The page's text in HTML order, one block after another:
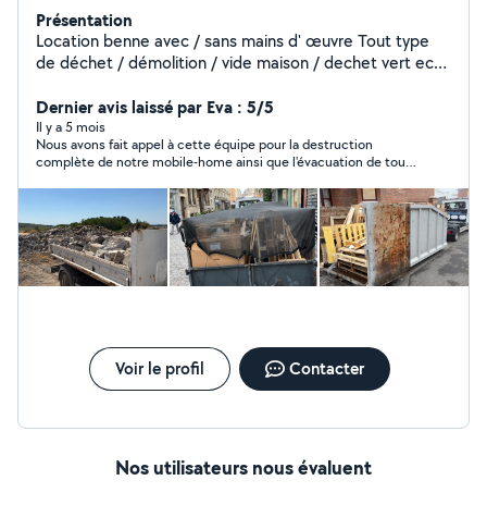
Présentation
Location benne avec / sans mains d' œuvre Tout type
de déchet / démolition / vide maison / dechet vert ect
possible. Taille haie Élevage abattage arbre. Nettoyage
de toiture et crépi maison Disponible pour toute
demande
Dernier avis laissé par Eva : 5/5
Il y a 5 mois
Nous avons fait appel à cette équipe pour la destruction
complète de notre mobile-home ainsi que l'évacuation de tous
véritables bosseurs : ponctuels, extrêmement organisés et
d'une efficacité redoutable. Le chantier a été rendu
parfaitement propre après leur passage. Nous les
recommandons sans aucune hésitation pour leur sérieux et
leur professionnalisme. Vous pouvez leur confier vos travaux les
yeux fermés !
Voir le profil Contacter
Nos utilisateurs nous évaluent